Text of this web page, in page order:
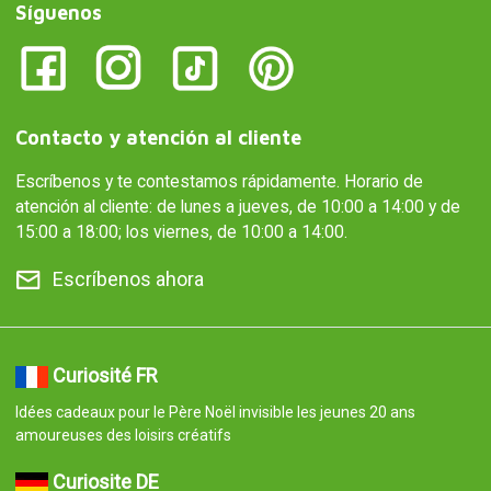
Síguenos
Contacto y atención al cliente
Escríbenos y te contestamos rápidamente. Horario de
atención al cliente: de lunes a jueves, de 10:00 a 14:00 y de
15:00 a 18:00; los viernes, de 10:00 a 14:00.
Escríbenos ahora
Curiosité FR
Idées cadeaux pour le Père Noël invisible les jeunes 20 ans
amoureuses des loisirs créatifs
Curiosite DE